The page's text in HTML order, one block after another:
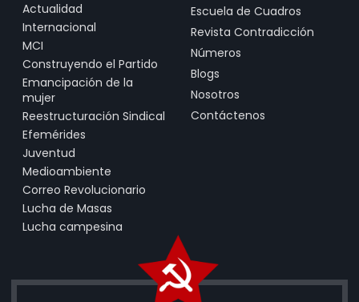
Actualidad
Internacional
MCI
Construyendo el Partido
Emancipación de la
mujer
Reestructuración Sindical
Efemérides
Juventud
Medioambiente
Correo Revolucionario
Lucha de Masas
Lucha campesina
Escuela de Cuadros
Revista Contradicción
Números
Blogs
Nosotros
Contáctenos